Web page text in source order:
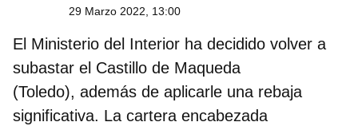
29 Marzo 2022, 13:00
El Ministerio del Interior ha decidido volver a
subastar el Castillo de Maqueda
(Toledo), además de aplicarle una rebaja
significativa. La cartera encabezada